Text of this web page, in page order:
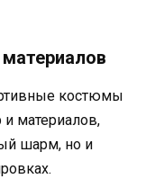
костюмы
и материалов,
шарм, но и